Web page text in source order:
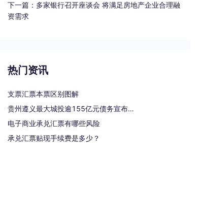
下一篇： 多家银行召开座谈会 将满足房地产企业合理融
资需求
热门资讯
支票汇票本票区别图解
贵州遵义最大城投逾155亿元债务宣布重组
电子商业承兑汇票有哪些风险
承兑汇票贴现手续费是多少？